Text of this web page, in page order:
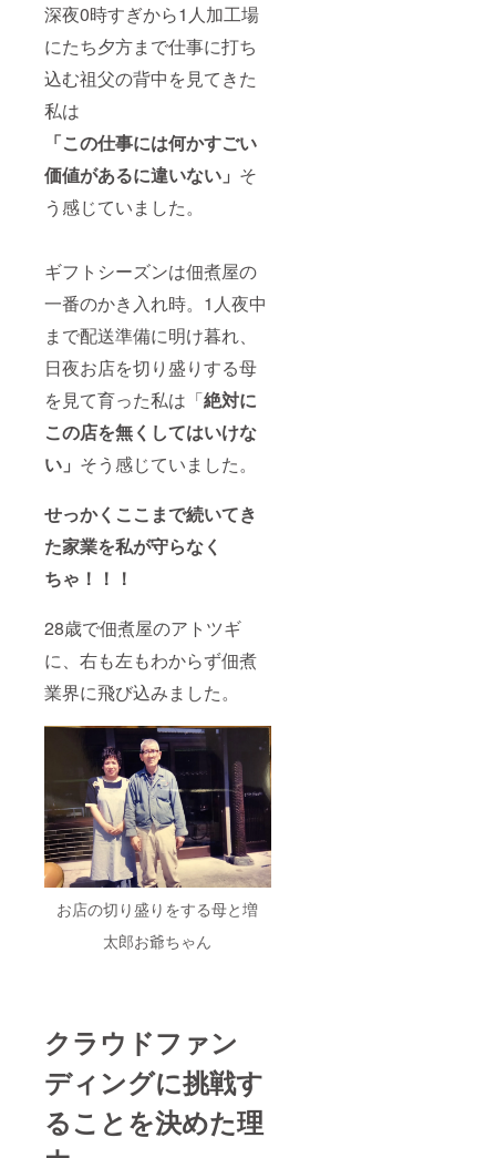
深夜0時すぎから1人加工場
にたち夕方まで仕事に打ち
込む祖父の背中を見てきた
私は
「この仕事には何かすごい
価値があるに違いない」 そ
う感じていました。
ギフトシーズンは佃煮屋の
一番のかき入れ時。1人夜中
まで配送準備に明け暮れ、
日夜お店を切り盛りする母
を見て育った私は「絶対に
この店を無くしてはいけな
い」 そう感じていました。
せっかくここまで続いてき
た家業を私が守らなく
ちゃ！！！
28歳で佃煮屋のアトツギ
に、右も左もわからず佃煮
業界に飛び込みました。
お店の切り盛りをする母と増
太郎お爺ちゃん
クラウドファン
ディングに挑戦す
ることを決めた理